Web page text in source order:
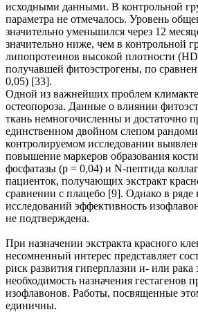
исходными данными. В контрольной
параметра не отмечалось. Уровень
значительно уменьшился через 12
значительно ниже, чем в контрольной
липопротеинов высокой плотности
получавшей фитоэстрогены, по
0,05) [33].
Одной из важнейших проблем
остеопороза. Данные о влиянии
ткань немногочисленны и достаточно
единственном двойном слепом
контролируемом исследовании
повышение маркеров образования
фосфатазы (р = 0,04) и N-пептида
пациенток, получающих экстракт
сравнении с плацебо [9]. Однако в ряде
исследований эффективность
не подтверждена.
При назначении экстракта красного
несомненный интерес представляет
риск развития гиперплазии и- или рака
необходимость назначения гестагенов
изофлавонов. Работы, посвященные
единичны.